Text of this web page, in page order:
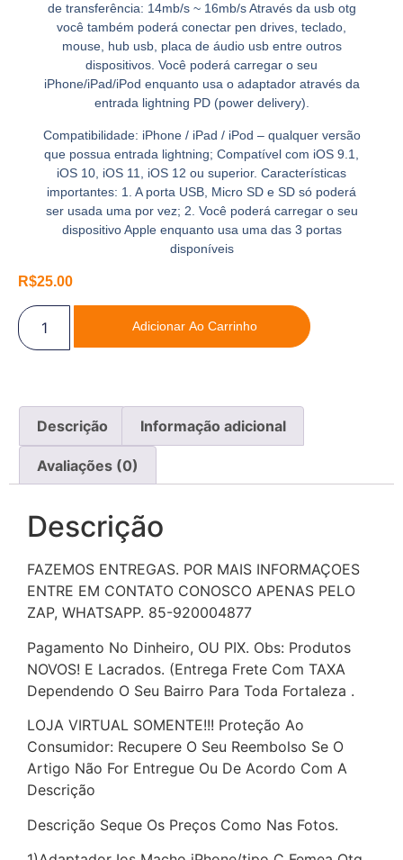
de transferência: 14mb/s ~ 16mb/s Através da usb otg
você também poderá conectar pen drives, teclado,
mouse, hub usb, placa de áudio usb entre outros
dispositivos. Você poderá carregar o seu
iPhone/iPad/iPod enquanto usa o adaptador através da
entrada lightning PD (power delivery).
Compatibilidade: iPhone / iPad / iPod – qualquer versão
que possua entrada lightning; Compatível com iOS 9.1,
iOS 10, iOS 11, iOS 12 ou superior. Características
importantes: 1. A porta USB, Micro SD e SD só poderá
ser usada uma por vez; 2. Você poderá carregar o seu
dispositivo Apple enquanto usa uma das 3 portas
disponíveis
R$25.00
Adicionar Ao Carrinho
Descrição Informação adicional
Avaliações (0)
Descrição
FAZEMOS ENTREGAS. POR MAIS INFORMAÇOES
ENTRE EM CONTATO CONOSCO APENAS PELO
ZAP, WHATSAPP. 85-920004877
Pagamento No Dinheiro, OU PIX. Obs: Produtos
NOVOS! E Lacrados. (Entrega Frete Com TAXA
Dependendo O Seu Bairro Para Toda Fortaleza .
LOJA VIRTUAL SOMENTE!!! Proteção Ao
Consumidor: Recupere O Seu Reembolso Se O
Artigo Não For Entregue Ou De Acordo Com A
Descrição
Descrição Seque Os Preços Como Nas Fotos.